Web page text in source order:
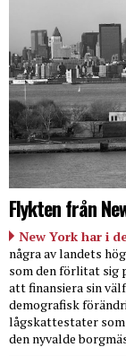
Flykten från
New York har i
några av landets
som den förlitat sig
att finansiera sin
demografisk
lågskattestater som
den nyvalde